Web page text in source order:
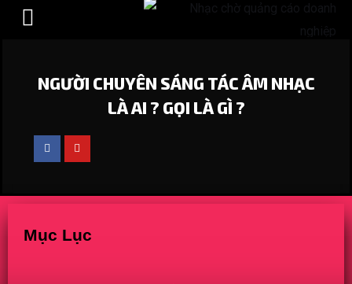
NGƯỜI CHUYÊN SÁNG TÁC ÂM NHẠC
LÀ AI ? GỌI LÀ GÌ ?
Mục Lục